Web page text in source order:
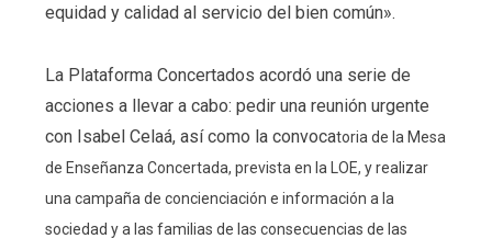
equidad y calidad al servicio del bien común».
La Plataforma Concertados acordó una serie de
acciones a llevar a cabo: pedir una reunión urgente
con Isabel Celaá, así como la convocatoria de la Mesa
de Enseñanza Concertada, prevista en la LOE, y realizar
una campaña de concienciación e información a la
sociedad y a las familias de las consecuencias de las